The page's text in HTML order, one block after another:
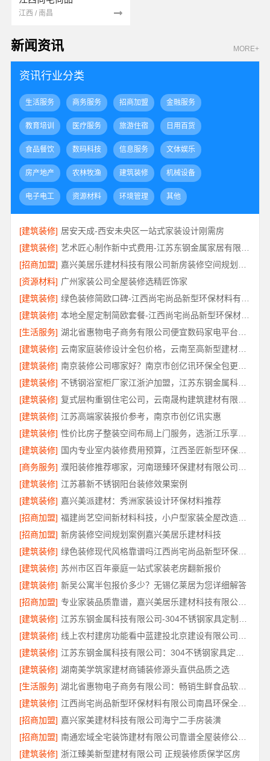
江西 / 南昌
新闻资讯 MORE+
资讯行业分类
生活服务 商务服务 招商加盟 金融服务
教育培训 医疗服务 旅游住宿 日用百货
食品餐饮 数码科技 信息服务 文体娱乐
房产地产 农林牧渔 建筑装修 机械设备
电子电工 资源材料 环境管理 其他
[建筑装修] 居安天成-西安未央区一站式家装设计刚需房
[建筑装修]
[招商加盟]
[资源材料] 广州家装公司全屋装修选精匠饰家
[建筑装修]
[建筑装修]
本地全屋定制简欧套餐-江西尚宅尚品新型环保材料有限公司
[生活服务]
[建筑装修]
云南家庭装修设计全包价格，云南至高新型建材有限公司性价比高
[建筑装修]
[建筑装修]
不锈钢浴室柜厂家江浙沪加盟，江苏东钢金属科技有限公司诚邀合作
[建筑装修]
[建筑装修] 江苏高端家装报价参考，南京市创亿讯实惠
[建筑装修]
性价比房子整装空间布局上门服务，选浙江乐享新材料有限公司
[建筑装修]
国内专业室内装修费用预算，江西圣匠新型环保材料有限公司
[商务服务]
[建筑装修] 江苏慕新不锈钢阳台装修效果案例
[建筑装修] 嘉兴美派建材：秀洲家装设计环保材料推荐
[招商加盟]
福建尚艺空间新材料科技，小户型家装全屋改造优选报价
[招商加盟] 新房装修空间规划案例嘉兴美居乐建材科技
[建筑装修]
绿色装修现代风格靠谱吗江西尚宅尚品新型环保材料有限公司
[建筑装修] 苏州市区百年豪庭一站式家装老房翻新报价
[建筑装修] 新吴公寓半包报价多少？无锡亿莱居为您详细解答
[招商加盟]
专业家装品质靠谱，嘉兴美居乐建材科技有限公司装修
[建筑装修]
[建筑装修]
[建筑装修]
[建筑装修] 湖南美学筑家建材商铺装修源头直供品质之选
[生活服务]
湖北省惠物电子商务有限公司：畅销生鲜食品软件功能解析
[建筑装修]
江西尚宅尚品新型环保材料有限公司南昌环保全屋定制口碑
[招商加盟] 嘉兴家美建材科技有限公司海宁二手房装潢
[招商加盟]
南通宏域全宅装饰建材有限公司靠谱全屋装修公司价格
[建筑装修] 浙江臻美新型建材有限公司 正规装修质保学区房